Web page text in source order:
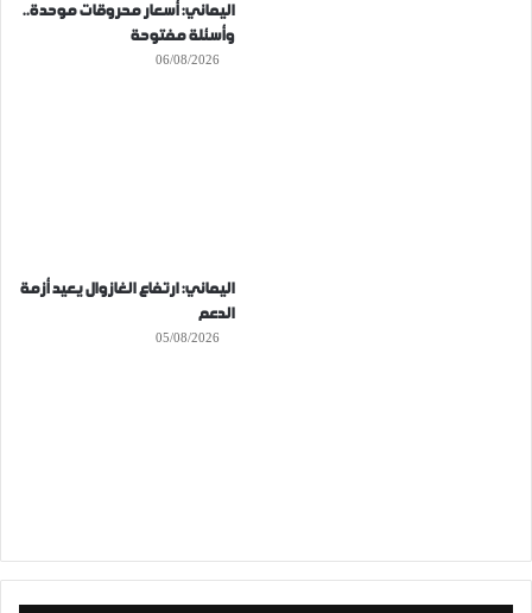
اليماني: أسعار محروقات موحدة..
وأسئلة مفتوحة
06/08/2026
اليماني: ارتفاع الغازوال يعيد أزمة
الدعم
05/08/2026